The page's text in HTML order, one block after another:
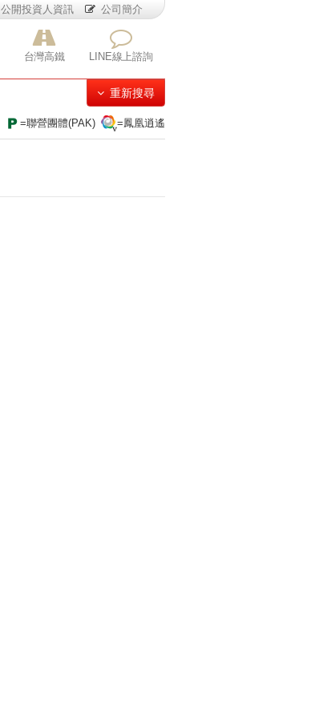
台灣高鐵 LINE線上諮詢
公開投資人資訊 公司簡介
重新搜尋
=聯營團體(PAK) =鳳凰逍遙